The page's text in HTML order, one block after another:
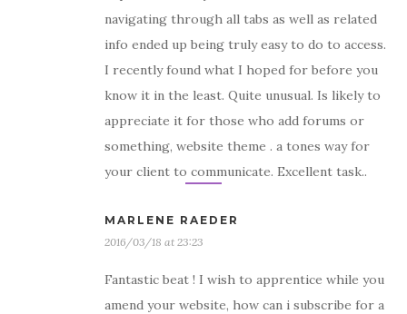
navigating through all tabs as well as related
info ended up being truly easy to do to access.
I recently found what I hoped for before you
know it in the least. Quite unusual. Is likely to
appreciate it for those who add forums or
something, website theme . a tones way for
your client to communicate. Excellent task..
MARLENE RAEDER
2016/03/18 at 23:23
Fantastic beat ! I wish to apprentice while you
amend your website, how can i subscribe for a